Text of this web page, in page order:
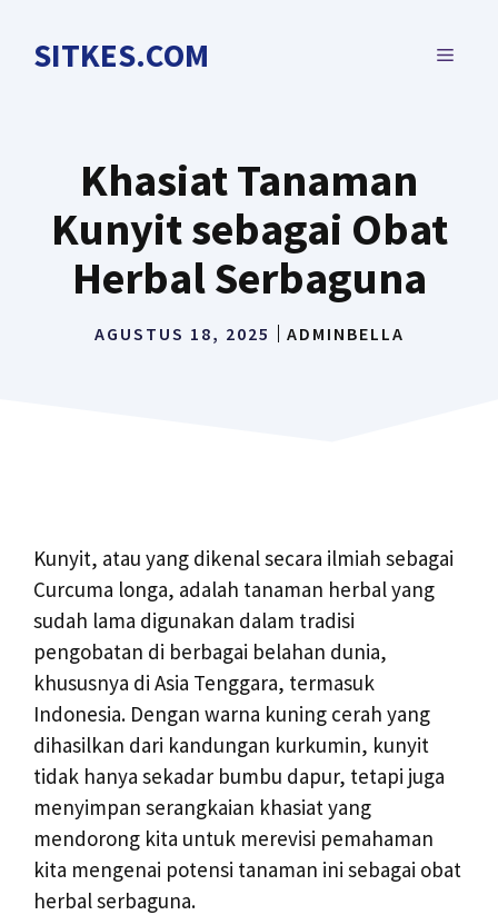
SITKES.COM MENU
Khasiat Tanaman
Kunyit sebagai Obat
Herbal Serbaguna
AGUSTUS 18, 2025 ADMINBELLA
Kunyit, atau yang dikenal secara ilmiah sebagai
Curcuma longa, adalah tanaman herbal yang
sudah lama digunakan dalam tradisi
pengobatan di berbagai belahan dunia,
khususnya di Asia Tenggara, termasuk
Indonesia. Dengan warna kuning cerah yang
dihasilkan dari kandungan kurkumin, kunyit
tidak hanya sekadar bumbu dapur, tetapi juga
menyimpan serangkaian khasiat yang
mendorong kita untuk merevisi pemahaman
kita mengenai potensi tanaman ini sebagai obat
herbal serbaguna.